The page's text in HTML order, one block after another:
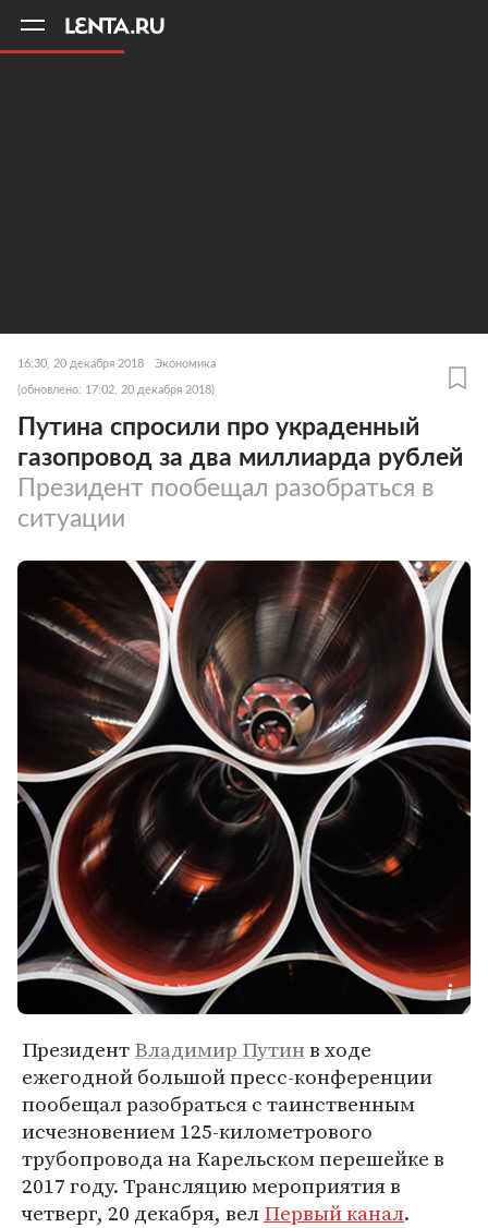
16:30, 20 декабря 2018 Экономика
(обновлено: 17:02, 20 декабря 2018)
Путина спросили про украденный
газопровод за два миллиарда рублей
Президент пообещал разобраться в
ситуации
ПрезидентВладимир Путинв ходе
ежегодной большой пресс-конференции
пообещал разобраться с таинственным
исчезновением 125-километрового
трубопровода на Карельском перешейке в
2017 году. Трансляцию мероприятия в
четверг, 20 декабря, велПервый канал.